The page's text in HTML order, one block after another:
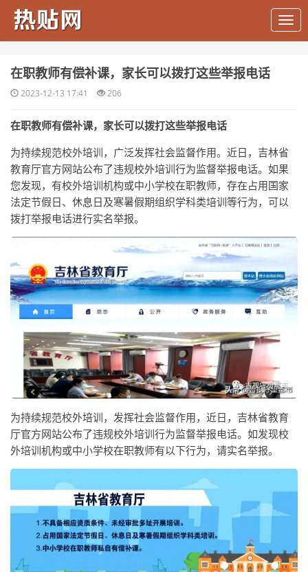
​在职教师有偿补课，家长可以拨打这些举报电话
2023-12-13 17:41 206
在职教师有偿补课，家长可以拨打这些举报电话
为持续规范校外培训，广泛发挥社会监督作用。近日，吉林省
教育厅官方网站公布了违规校外培训行为监督举报电话。如果
您发现，有校外培训机构或中小学校在职教师，存在占用国家
法定节假日、休息日及寒暑假期组织学科类培训等行为，可以
拨打举报电话进行实名举报。
为持续规范校外培训，发挥社会监督作用，近日，吉林省教育
厅官方网站公布了违规校外培训行为监督举报电话。如发现校
外培训机构或中小学校在职教师有以下行为，请实名举报。